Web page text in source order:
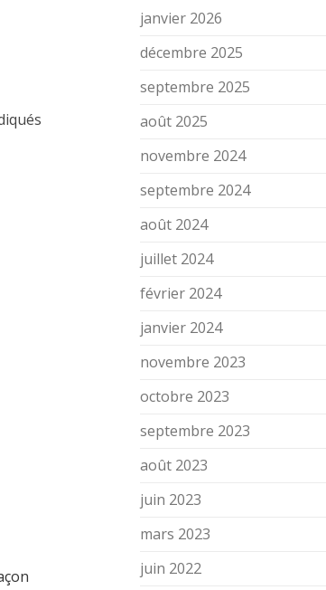
janvier 2026
décembre 2025
septembre 2025
août 2025
novembre 2024
septembre 2024
août 2024
juillet 2024
février 2024
janvier 2024
novembre 2023
octobre 2023
septembre 2023
août 2023
juin 2023
mars 2023
juin 2022